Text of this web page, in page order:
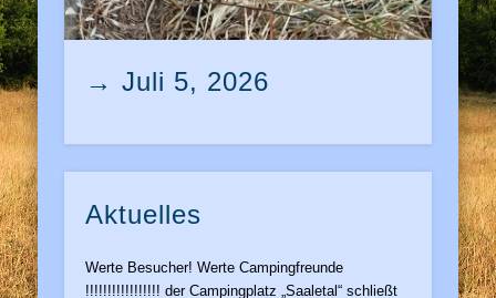
→ Juli 5, 2026
Aktuelles
Werte Besucher! Werte Campingfreunde
!!!!!!!!!!!!!!!!! der Campingplatz „Saaletal“ schließt